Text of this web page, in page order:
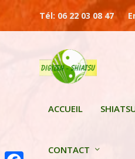
Tél: 06 22 03 08 47
ACCUEIL
CONTACT